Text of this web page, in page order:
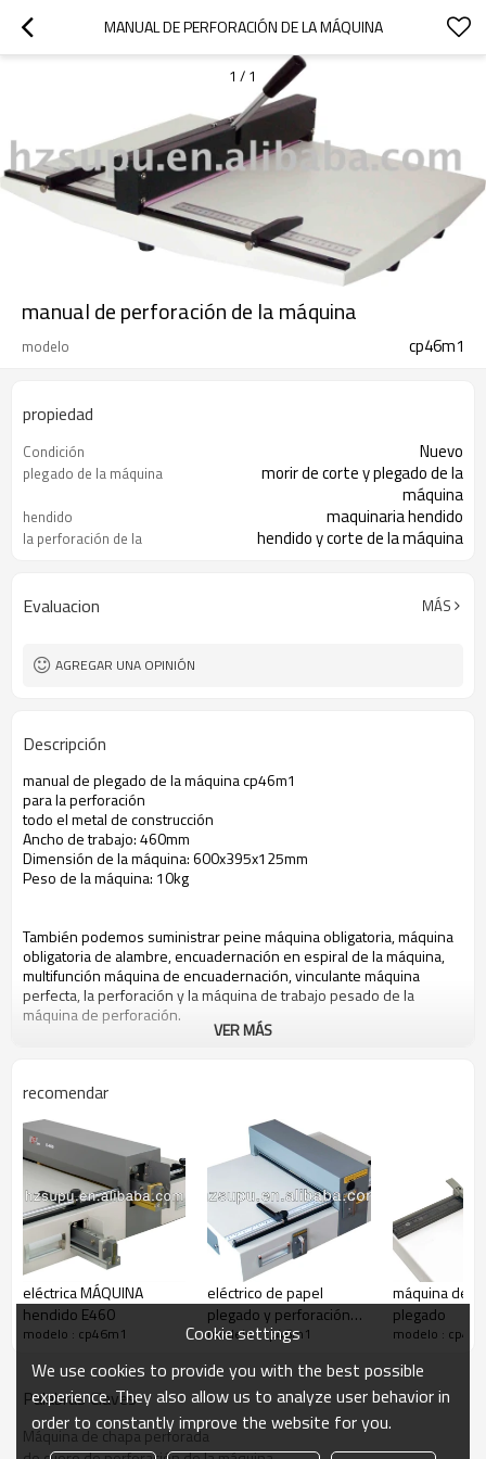
MANUAL DE PERFORACIÓN DE LA MÁQUINA
1 / 1
manual de perforación de la máquina
modelo cp46m1
propiedad
Condición Nuevo
plegado de la máquina
morir de corte y plegado de la
máquina
hendido maquinaria hendido
la perforación de la
hendido y corte de la máquina
Evaluacion MÁS
AGREGAR UNA OPINIÓN
Descripción
manual de plegado de la máquina cp46m1
para la perforación
todo el metal de construcción
Ancho de trabajo: 460mm
Dimensión de la máquina: 600x395x125mm
Peso de la máquina: 10kg
También podemos suministrar peine máquina obligatoria, máquina
obligatoria de alambre, encuadernación en espiral de la máquina,
multifunción máquina de encuadernación, vinculante máquina
perfecta, la perforación y la máquina de trabajo pesado de la
máquina de perforación.
VER MÁS
recomendar
eléctrica MÁQUINA
hendido E460
modelo : cp46m1
eléctrico de papel
plegado y perforación
de la máquina
modelo : cp46m1
máquina de
plegado
modelo :
Palabras Claves
Máquina de chapa perforada
Cookie settings
We use cookies to provide you with the best possible
experience. They also allow us to analyze user behavior in
order to constantly improve the website for you.